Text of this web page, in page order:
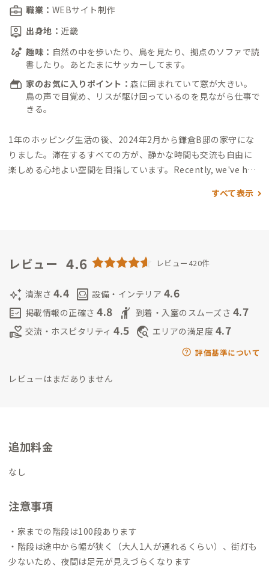
職業： WEBサイト制作
出身地： 近畿
趣味： 自然の中を歩いたり、鳥を見たり、拠点のソファで読
書したり。あとたまにサッカーしてます。
家のお気に入りポイント： 森に囲まれていて窓が大きい。
鳥の声で目覚め、リスが駆け回っているのを見ながら仕事で
きる。
1年のホッピング生活の後、2024年2月から鎌倉B邸の家守にな
りました。 滞在するすべての方が、静かな時間も交流も自由に
楽しめる心地よい空間を目指しています。 Recently, we've had
nt countries, so you're always welcome to stay here.▼家守
うに、こちらから積極的に話しかけることは敢えてしていなか
声をかけてくださいね。
すべて表示
レビュー 4.6 レビュー420件
auto_awesome 清潔さ 4.4 living 設備・インテリア 4.6
fact_check 掲載情報の正確さ 4.8 hail 到着・入室のスムーズさ 4.7
volunteer_activism 交流・ホスピタリティ 4.5 travel_explore エリアの満足度 4.7
評価基準について
レビューはまだありません
追加料金
なし
注意事項
・家までの階段は100段あります
・階段は途中から幅が狭く（大人1人が通れるくらい）、街灯も
少ないため、夜間は足元が見えづらくなります